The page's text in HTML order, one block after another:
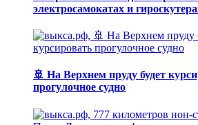
электросамокатах и
🚢 На Верхнем пруду будет
прогулочное судно